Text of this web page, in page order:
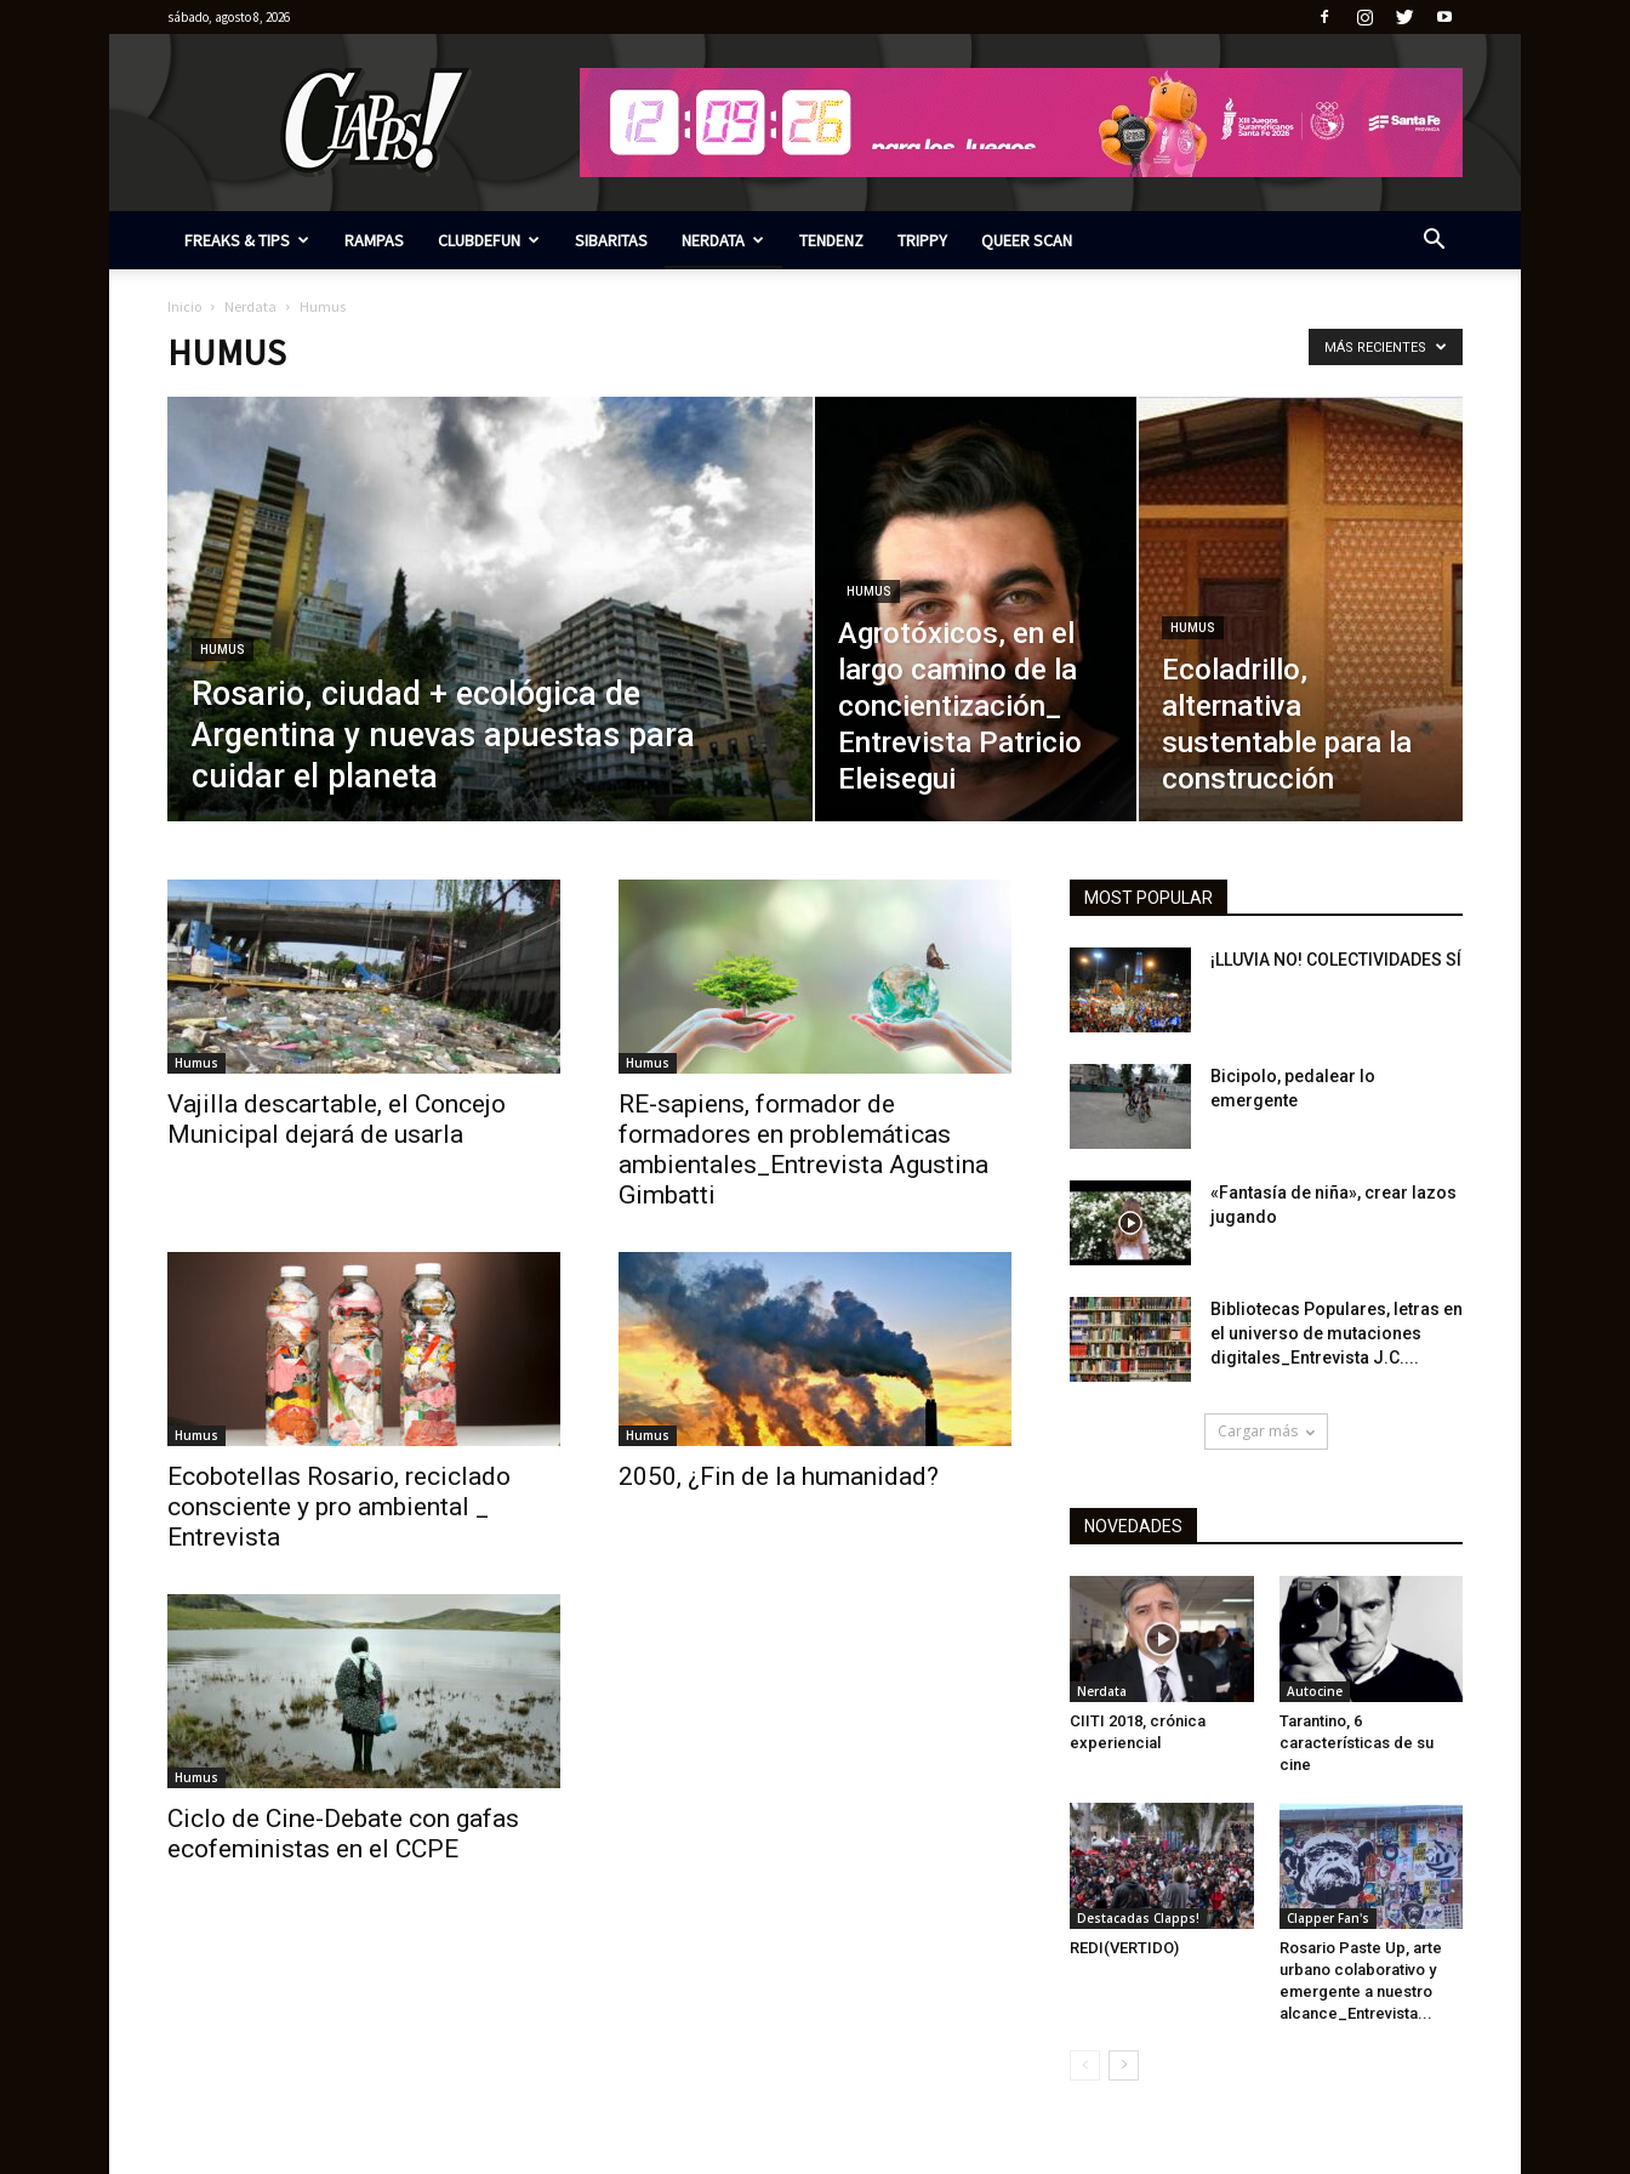
sábado, agosto 8, 2026
FREAKS & TIPS RAMPAS CLUBDEFUN SIBARITAS NERDATA TENDENZ TRIPPY QUEER SCAN
Inicio Nerdata Humus
HUMUS MÁS RECIENTES
HUMUS
Rosario, ciudad + ecológica de
Argentina y nuevas apuestas para
cuidar el planeta
HUMUS
Agrotóxicos, en el
largo camino de la
concientización_
Entrevista Patricio
Eleisegui
HUMUS
Ecoladrillo,
alternativa
sustentable para la
construcción
Humus
Vajilla descartable, el Concejo
Municipal dejará de usarla
Humus
RE-sapiens, formador de
formadores en problemáticas
ambientales_Entrevista Agustina
Gimbatti
Humus
Ecobotellas Rosario, reciclado
consciente y pro ambiental _
Entrevista
Humus
2050, ¿Fin de la humanidad?
Humus
Ciclo de Cine-Debate con gafas
ecofeministas en el CCPE
MOST POPULAR
¡LLUVIA NO! COLECTIVIDADES SÍ
Bicipolo, pedalear lo
emergente
«Fantasía de niña», crear lazos
jugando
Bibliotecas Populares, letras en
el universo de mutaciones
digitales_Entrevista J.C....
Cargar más
NOVEDADES
Nerdata
CIITI 2018, crónica
experiencial
Autocine
Tarantino, 6
características de su
cine
Destacadas Clapps!
REDI(VERTIDO)
Clapper Fan's
Rosario Paste Up, arte
urbano colaborativo y
emergente a nuestro
alcance_Entrevista...